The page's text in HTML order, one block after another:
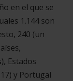
en el que se
1.144 son
240 (un
Estados
y Portugal